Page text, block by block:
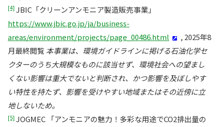
[4] JBIC「クリーンアンモニア製造販売事業」
https://www.jbic.go.jp/ja/business-
areas/environment/projects/page_00486.html
, 2025年8
月最終閲覧 本事業は、環境ガイドラインに掲げる石油化学セ
クターのうち大規模なものに該当せず、環境社会への望まし
くない影響は重大でないと判断され、かつ影響を及ぼしやす
い特性を持たず、影響を受けやすい地域またはその近傍に立
地しないため。
[5] JOGMEC 「アンモニアの魅力！多彩な用途でCO2排出量の